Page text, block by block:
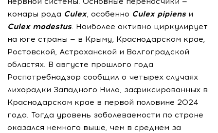
комары рода Culex, особенно Culex pipiensи
Culex modestus. Наиболее активно циркулирует
на юге страны — в Крыму, Краснодарском крае,
Ростовской, Астраханской и Волгоградской
областях. В августе прошлого года
Роспотребнадзор сообщил о четырёх случаях
лихорадки Западного Нила, зафиксированных в
Краснодарском крае в первой половине 2024
года. Тогда уровень заболеваемости по стране
оказался немного выше, чем в среднем за